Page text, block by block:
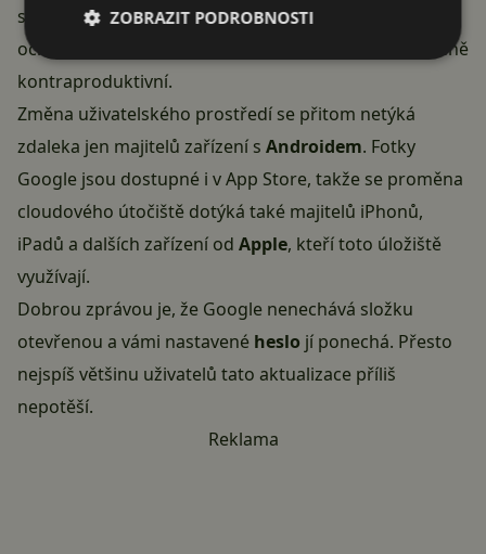
složka přeskočila hned na úvodní obrazovku, všem na
oči
. Což může leckomu přijít hodně
kontraproduktivní.
Změna uživatelského prostředí se přitom netýká
zdaleka jen majitelů zařízení s Androidem. Fotky
Google jsou dostupné i v App Store, takže se proměna
cloudového útočiště dotýká také majitelů iPhonů,
iPadů a dalších zařízení od Apple, kteří toto úložiště
využívají.
Dobrou zprávou je, že Google nenechává složku
otevřenou a vámi nastavené heslo jí ponechá. Přesto
nejspíš většinu uživatelů tato aktualizace příliš
nepotěší.
Reklama
ZOBRAZIT PODROBNOSTI